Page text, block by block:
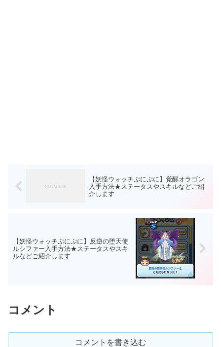
【妖怪ウォッチぷにぷに】覚醒オラゴン
入手方法★ステータスやスキルなどご紹
介します
【妖怪ウォッチぷにぷに】反逆の堕天使
ルシファー入手方法★ステータスやスキ
ルなどご紹介します
コメント
コメントを書き込む